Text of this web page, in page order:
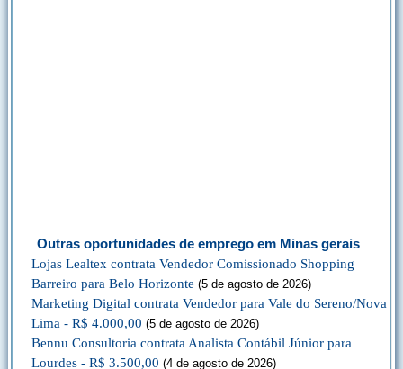
Outras oportunidades de emprego em Minas gerais
Lojas Lealtex contrata Vendedor Comissionado Shopping
Barreiro para Belo Horizonte (5 de agosto de 2026)
Marketing Digital contrata Vendedor para Vale do Sereno/Nova
Lima - R$ 4.000,00 (5 de agosto de 2026)
Bennu Consultoria contrata Analista Contábil Júnior para
Lourdes - R$ 3.500,00 (4 de agosto de 2026)